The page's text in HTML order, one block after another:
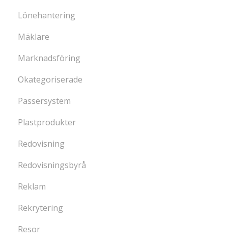
Lönehantering
Mäklare
Marknadsföring
Okategoriserade
Passersystem
Plastprodukter
Redovisning
Redovisningsbyrå
Reklam
Rekrytering
Resor